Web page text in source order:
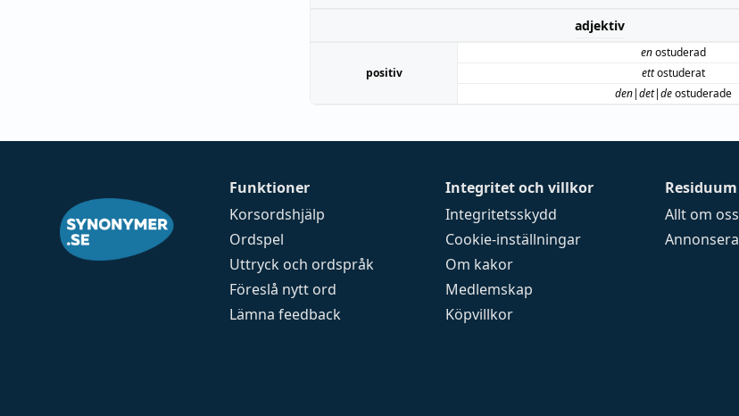
adjektiv
positiv
enostuderad
ettostuderat
den|det|deostuderade
Funktioner
Korsordshjälp
Ordspel
Uttryck och ordspråk
Föreslå nytt ord
Lämna feedback
Integritet och villkor
Integritetsskydd
Cookie-inställningar
Om kakor
Medlemskap
Köpvillkor
Residuum
Allt om oss
Annonsera